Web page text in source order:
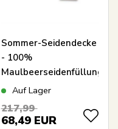
Sommer-Seidendecke
- 100%
Maulbeerseidenfüllung
-
Sommerdecke -
Auf Lager
217,99
68,49 EUR